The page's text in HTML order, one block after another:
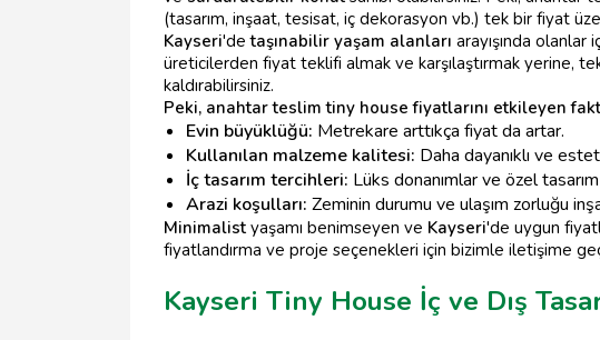
(tasarım, inşaat, tesisat, iç dekorasyon vb.) tek bir fiyat
Kayseri'detaşınabilir yaşam alanları arayışında
üreticilerden fiyat teklifi almak ve karşılaştırmak yerine,
kaldırabilirsiniz.
Peki, anahtar teslim tiny house fiyatlarını etkileyen
Evin büyüklüğü: Metrekare arttıkça fiyat da artar.
Kullanılan malzeme kalitesi: Daha dayanıklı ve
İç tasarım tercihleri: Lüks donanımlar ve özel
Arazi koşulları: Zeminin durumu ve ulaşım zorluğu
Minimalist yaşamı benimseyen ve Kayseri'de uygun
fiyatlandırma ve proje seçenekleri için bizimle iletişime
Kayseri Tiny House İç ve Dış